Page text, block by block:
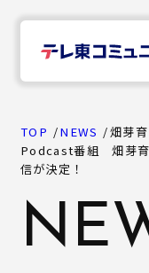
TOP
TOP NEWS
畑芽
Podcast番組 畑芽育
信が決定！